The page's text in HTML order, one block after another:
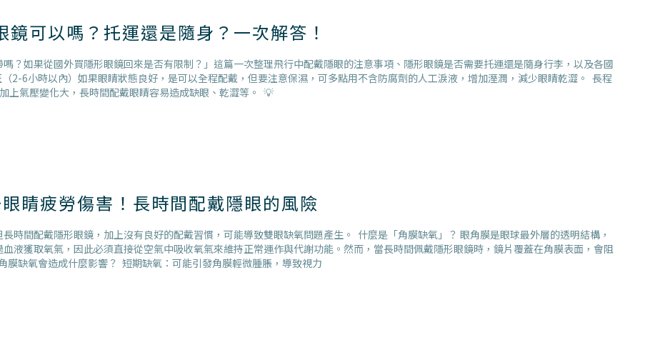
鏡可以嗎？托運還是隨身？一次解答！
？如果從國外買隱形眼鏡回來是否有限制？」這篇一次整理飛行中配戴隱眼的注意事項、隱形眼鏡是否需要托運還是隨身行李，以及各國
2-6小時以內）如果眼睛狀態良好，是可以全程配戴，但要注意保濕，可多點用不含防腐劑的人工淚液，增加溼潤，減少眼睛乾澀。 長程
上氣壓變化大，長時間配戴眼睛容易造成缺眼、乾澀等。 💡
睛疲勞傷害！長時間配戴隱眼的風險
時間配戴隱形眼鏡，加上沒有良好的配戴習慣，可能導致雙眼缺氧問題產生。 什麼是「角膜缺氧」？ 眼角膜是眼球最外層的透明結構，
液獲取氧氣，因此必須直接從空氣中吸收氧氣來維持正常運作與代謝功能。然而，當長時間佩戴隱形眼鏡時，鏡片覆蓋在角膜表面，會阻
缺氧會造成什麼影響？ 短期缺氧：可能引發角膜輕微腫脹，導致視力